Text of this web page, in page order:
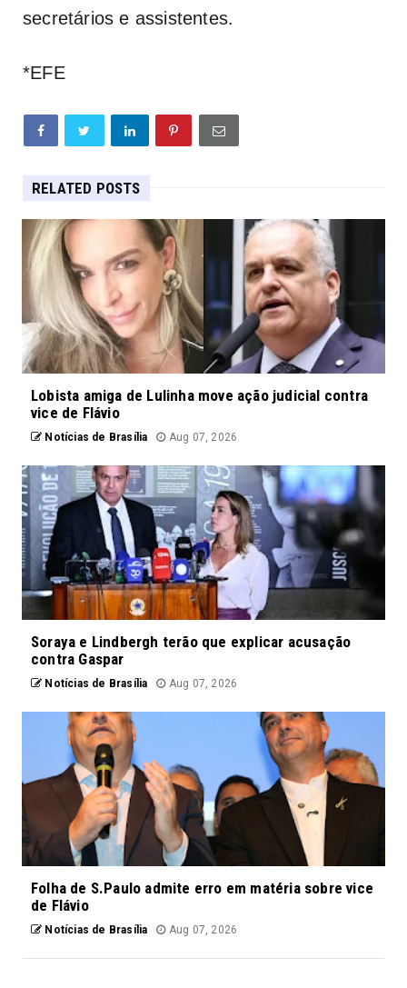
secretários e assistentes.
*EFE
RELATED POSTS
Lobista amiga de Lulinha move ação judicial contra
vice de Flávio
Notícias de Brasília Aug 07, 2026
Soraya e Lindbergh terão que explicar acusação
contra Gaspar
Notícias de Brasília Aug 07, 2026
Folha de S.Paulo admite erro em matéria sobre vice
de Flávio
Notícias de Brasília Aug 07, 2026